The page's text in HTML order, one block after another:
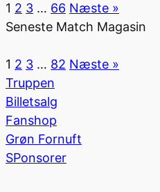
1 2 3 … 66 Næste »
Seneste Match Magasin
1 2 3 … 82 Næste »
Truppen
Billetsalg
Fanshop
Grøn Fornuft
SPonsorer